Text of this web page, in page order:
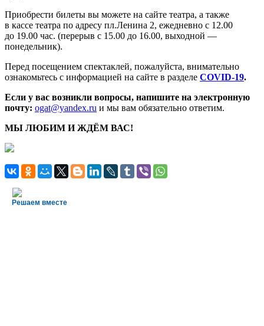
Приобрести билеты вы можете на сайте театра, а также
в кассе театра по адресу пл.Ленина 2, ежедневно с 12.00
до 19.00 час. (перерыв с 15.00 до 16.00, выходной —
понедельник).
Перед посещением спектаклей, пожалуйста, внимательно
ознакомьтесь с информацией на сайте в разделе COVID-19.
Если у вас возникли вопросы, напишите на электронную
почту: ogat@yandex.ru и мы вам обязательно ответим.
МЫ ЛЮБИМ И ЖДЁМ ВАС!
Решаем вместе